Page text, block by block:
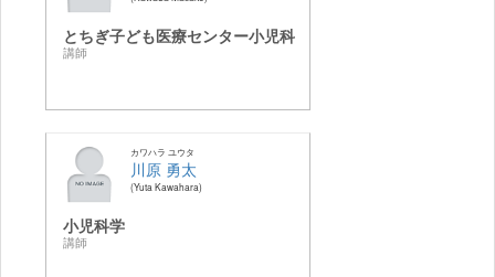
とちぎ子ども医療センター小児科
講師
カワハラ ユウタ
川原 勇太
Yuta Kawahara
小児科学
講師